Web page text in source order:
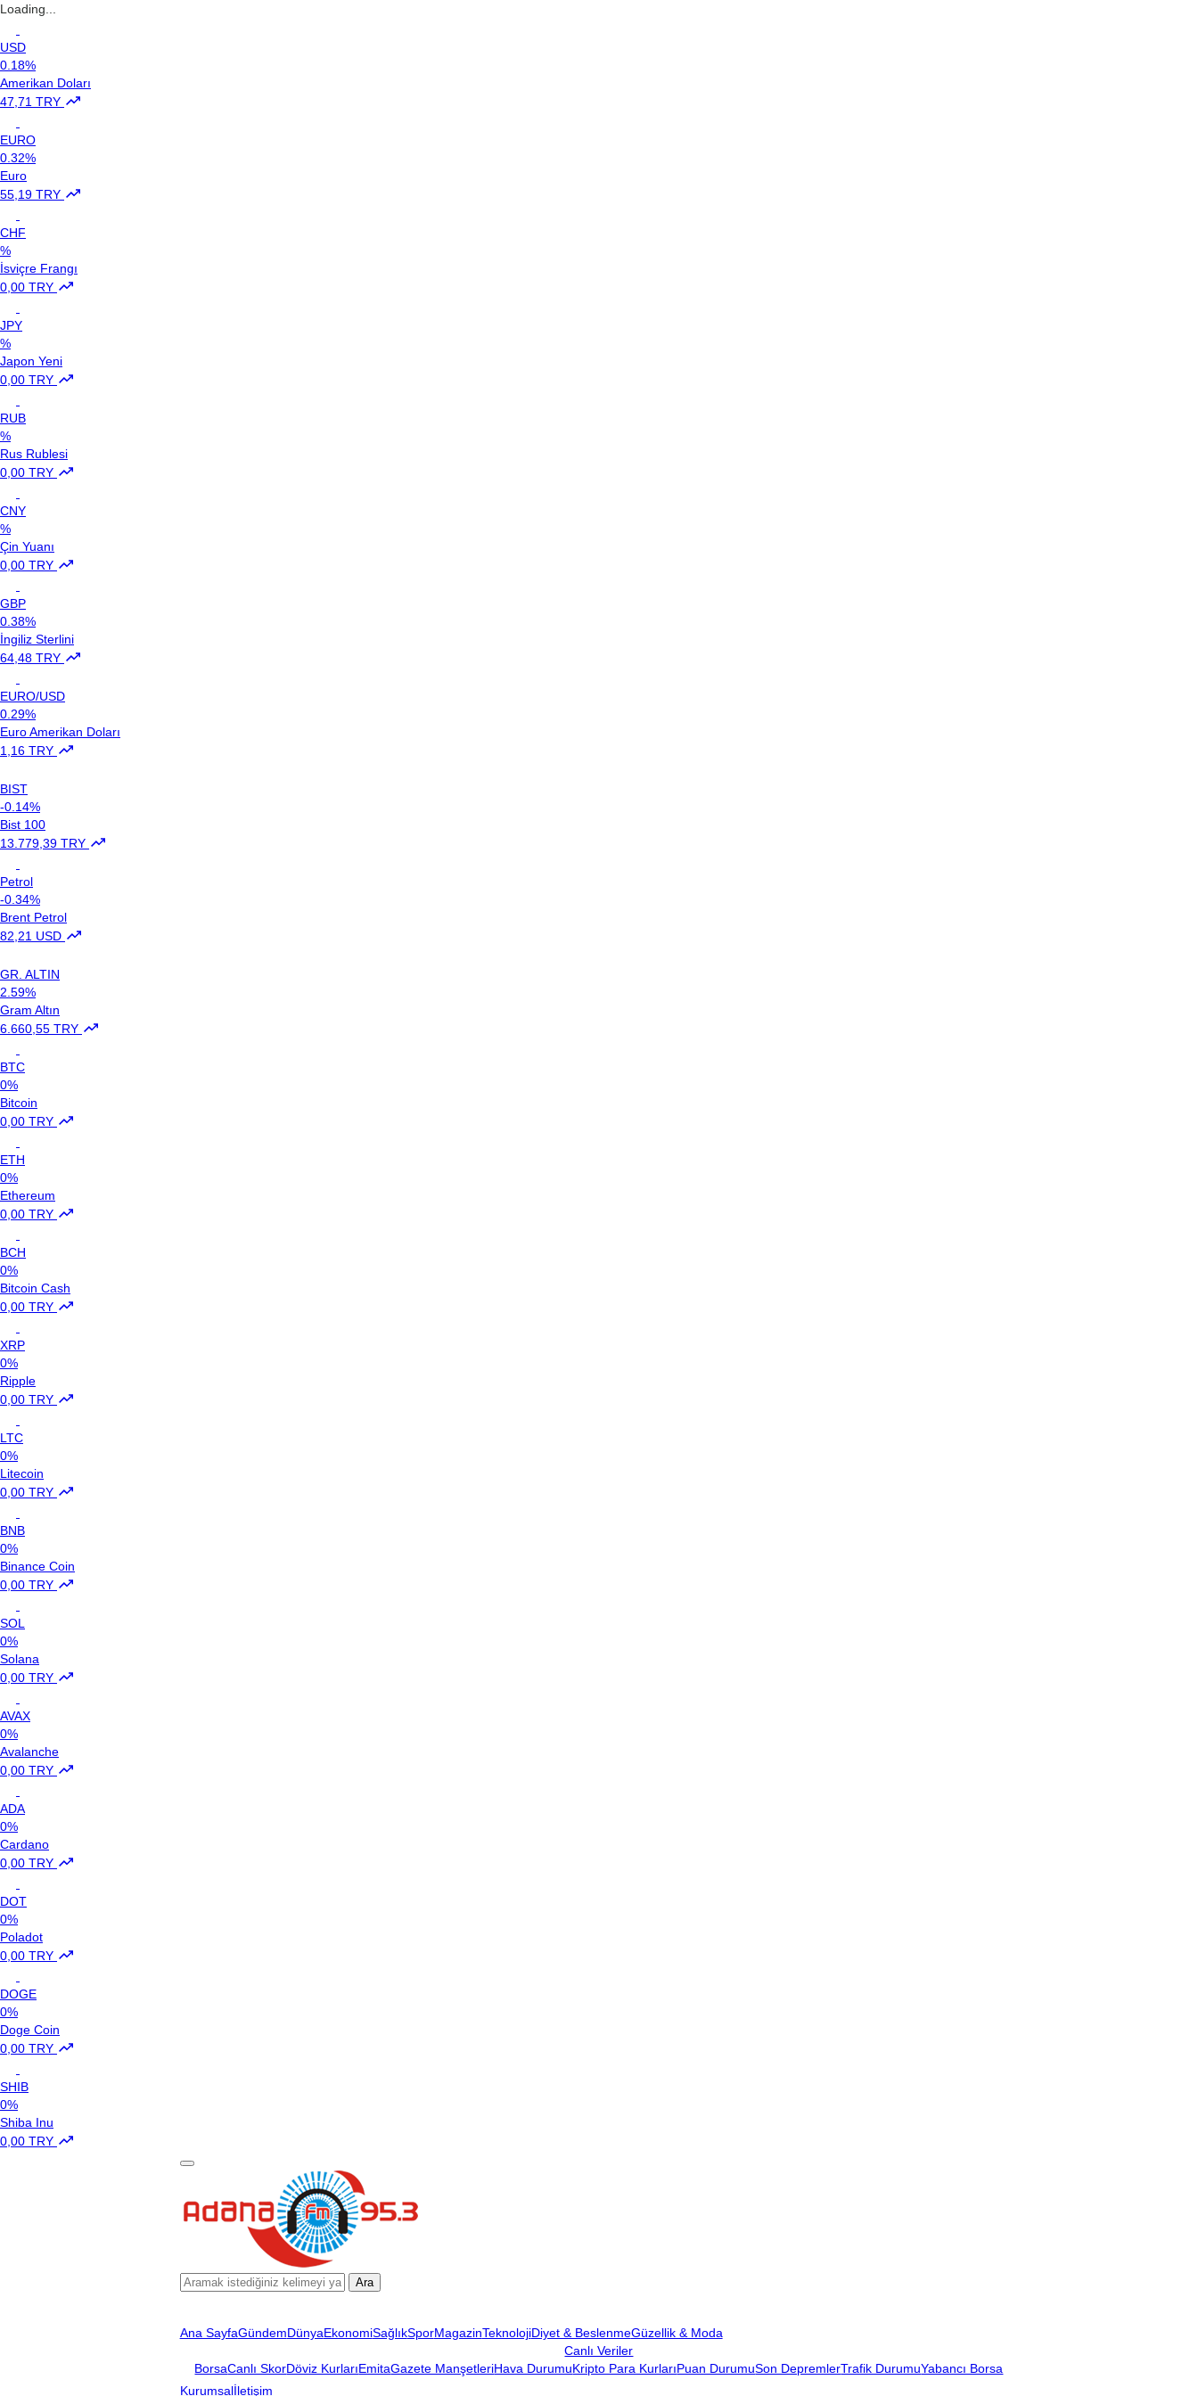
Loading...
USD
0.18%
Amerikan Doları
47,71 TRY
EURO
0.32%
Euro
55,19 TRY
CHF
%
İsviçre Frangı
0,00 TRY
JPY
%
Japon Yeni
0,00 TRY
RUB
%
Rus Rublesi
0,00 TRY
CNY
%
Çin Yuanı
0,00 TRY
GBP
0.38%
İngiliz Sterlini
64,48 TRY
EURO/USD
0.29%
Euro Amerikan Doları
1,16 TRY
BIST
-0.14%
Bist 100
13.779,39 TRY
Petrol
-0.34%
Brent Petrol
82,21 USD
GR. ALTIN
2.59%
Gram Altın
6.660,55 TRY
BTC
0%
Bitcoin
0,00 TRY
ETH
0%
Ethereum
0,00 TRY
BCH
0%
Bitcoin Cash
0,00 TRY
XRP
0%
Ripple
0,00 TRY
LTC
0%
Litecoin
0,00 TRY
BNB
0%
Binance Coin
0,00 TRY
SOL
0%
Solana
0,00 TRY
AVAX
0%
Avalanche
0,00 TRY
ADA
0%
Cardano
0,00 TRY
DOT
0%
Poladot
0,00 TRY
DOGE
0%
Doge Coin
0,00 TRY
SHIB
0%
Shiba Inu
0,00 TRY
Ara
Ana SayfaGündemDünyaEkonomiSağlıkSporMagazinTeknolojiDiyet & BeslenmeGüzellik & Moda
Canlı Veriler
BorsaCanlı SkorDöviz KurlarıEmitaGazete ManşetleriHava DurumuKripto Para KurlarıPuan DurumuSon DepremlerTrafik DurumuYabancı Borsa
Kurumsalİletişim